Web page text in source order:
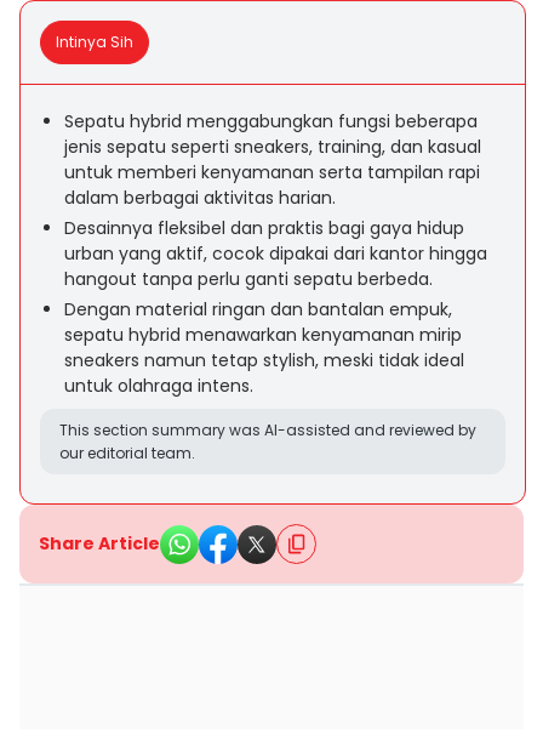
Intinya Sih
Sepatu hybrid menggabungkan fungsi beberapa
jenis sepatu seperti sneakers, training, dan kasual
untuk memberi kenyamanan serta tampilan rapi
dalam berbagai aktivitas harian.
Desainnya fleksibel dan praktis bagi gaya hidup
urban yang aktif, cocok dipakai dari kantor hingga
hangout tanpa perlu ganti sepatu berbeda.
Dengan material ringan dan bantalan empuk,
sepatu hybrid menawarkan kenyamanan mirip
sneakers namun tetap stylish, meski tidak ideal
untuk olahraga intens.
This section summary was AI-assisted and reviewed by
our editorial team.
Share Article